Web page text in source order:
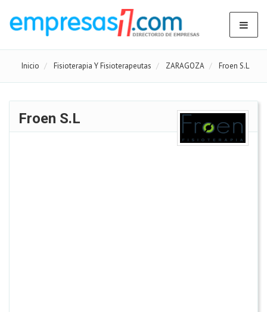
Inicio Fisioterapia Y Fisioterapeutas ZARAGOZA Froen S.L
Froen S.L